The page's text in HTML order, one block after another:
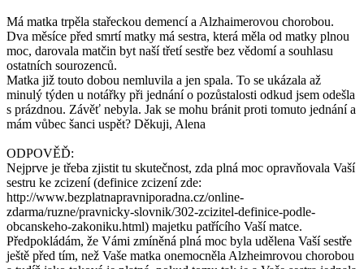
Má matka trpěla stařeckou demencí a Alzhaimerovou chorobou.
Dva měsíce před smrtí matky má sestra, která měla od matky plnou
moc, darovala matčin byt naší třetí sestře bez vědomí a souhlasu
ostatních sourozenců.
Matka již touto dobou nemluvila a jen spala. To se ukázala až
minulý týden u notářky při jednání o pozůstalosti odkud jsem odešla
s prázdnou. Závěť nebyla. Jak se mohu bránit proti tomuto jednání a
mám vůbec šanci uspět? Děkuji, Alena
ODPOVĚĎ:
Nejprve je třeba zjistit tu skutečnost, zda plná moc opravňovala Vaší
sestru ke zcizení (definice zcizení zde:
http://www.bezplatnapravniporadna.cz/online-
zdarma/ruzne/pravnicky-slovnik/302-zcizitel-definice-podle-
obcanskeho-zakoniku.html) majetku patřícího Vaší matce.
Předpokládám, že Vámi zmíněná plná moc byla udělena Vaší sestře
ještě před tím, než Vaše matka onemocněla Alzheimrovou chorobou